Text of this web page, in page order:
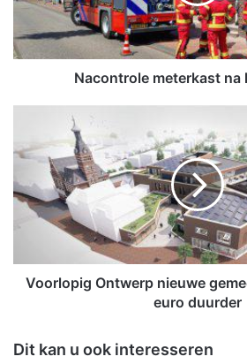
o
l
e
k
a
n
t
Nacontrole meterkast
o
l
o
p
g
e
Voorlopig Ontwerp nieuwe
euro duurder
Dit kan u ook interesseren